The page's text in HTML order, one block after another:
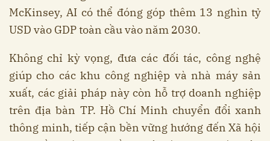
McKinsey, AI có thể đóng góp thêm 13 nghìn tỷ
USD vào GDP toàn cầu vào năm 2030.
Không chỉ kỳ vọng, đưa các đối tác, công nghệ
giúp cho các khu công nghiệp và nhà máy sản
xuất, các giải pháp này còn hỗ trợ doanh nghiệp
trên địa bàn TP. Hồ Chí Minh chuyển đổi xanh
thông minh, tiếp cận bền vững hướng đến Xã hội